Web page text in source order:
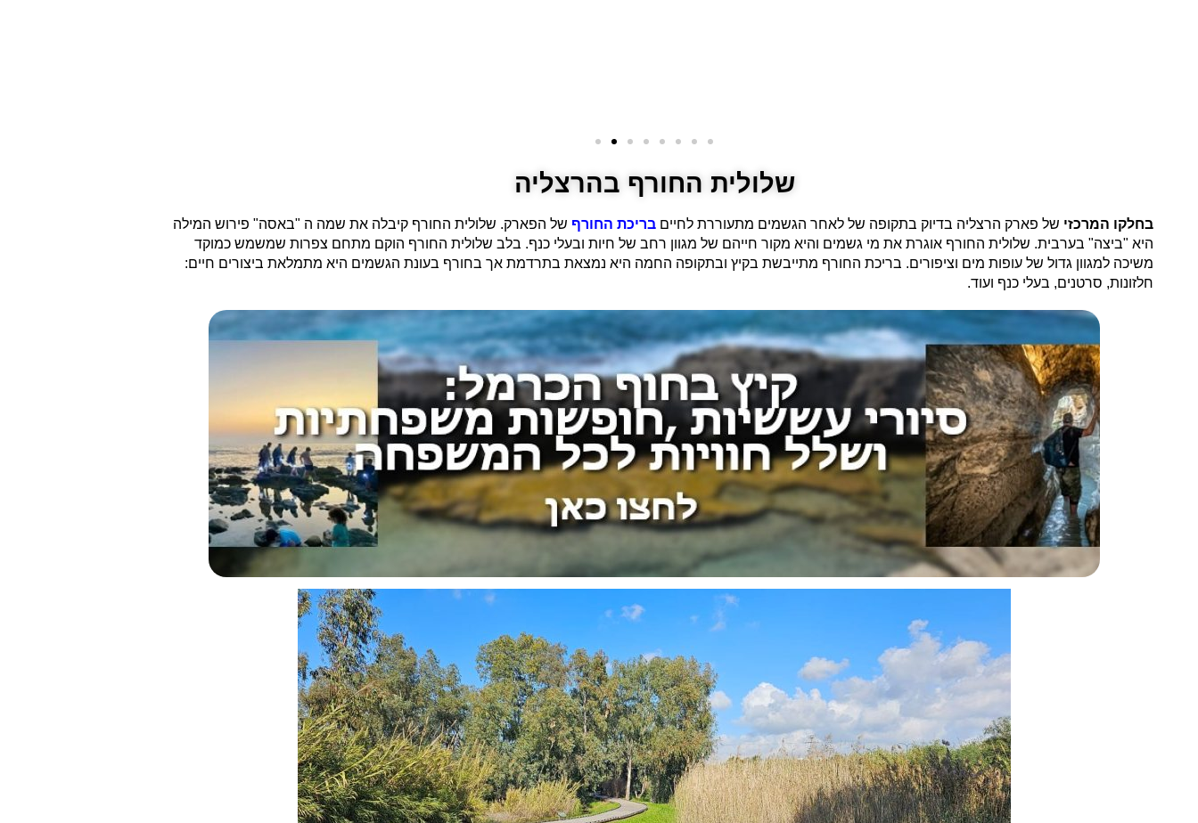
שלולית החורף בהרצליה
בחלקו המרכזי של פארק הרצליה בדיוק בתקופה של לאחר הגשמים מתעוררת לחיים בריכת החורף של הפארק. שלולית החורף קיבלה את שמה ה "באסה" פירוש המילה
היא "ביצה" בערבית. שלולית החורף אוגרת את מי גשמים והיא מקור חייהם של מגוון רחב של חיות ובעלי כנף. בלב שלולית החורף הוקם מתחם צפרות שמשמש כמוקד
משיכה למגוון גדול של עופות מים וציפורים. בריכת החורף מתייבשת בקיץ ובתקופה החמה היא נמצאת בתרדמת אך בחורף בעונת הגשמים היא מתמלאת ביצורים חיים:
חלזונות, סרטנים, בעלי כנף ועוד.